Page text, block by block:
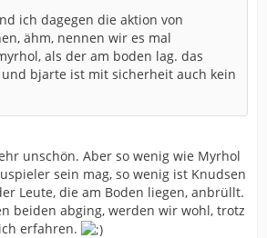
ich dagegen die aktion von
ähm, nennen wir es mal
als der am boden lag. das
bjarte ist mit sicherheit auch kein
unschön. Aber so wenig wie Myrhol
sein mag, so wenig ist Knudsen
Leute, die am Boden liegen, anbrüllt.
beiden abging, werden wir wohl, trotz
erfahren.